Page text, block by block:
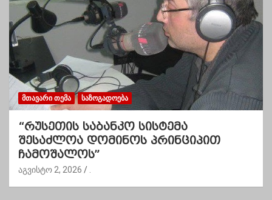
ᲛᲗᲐᲕᲐᲠᲘ ᲗᲔᲛᲐ ᲡᲐᲖᲝᲒᲐᲓᲝᲔᲑᲐ
“რუსეთის საბანკო სისტემა
შესაძლოა დომინოს პრინციპით
ჩამოშალოს”
აგვისტო 2, 2026 .